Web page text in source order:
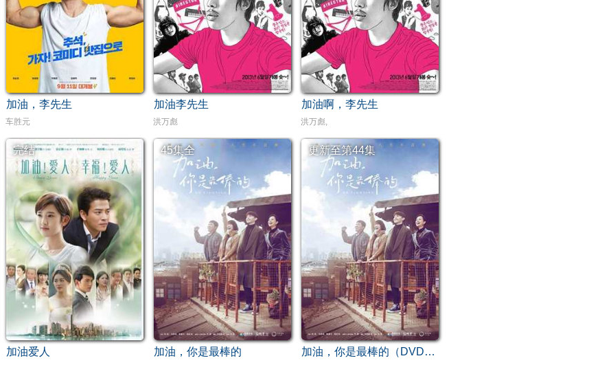
加油，李先生
车胜元
加油李先生
洪万彪
加油啊，李先生
洪万彪,
完结
加油爱人
45集全
加油，你是最棒的
更新至第44集
加油，你是最棒的（DVD版）